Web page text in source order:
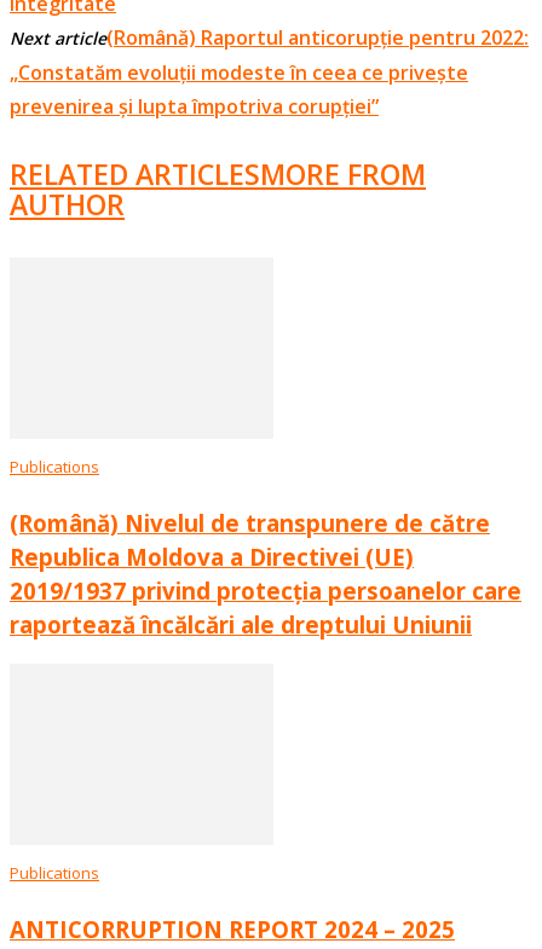
Next article(Română) Raportul anticorupție pentru 2022:
„Constatăm evoluții modeste în ceea ce privește
prevenirea și lupta împotriva corupției”
RELATED ARTICLESMORE FROM
AUTHOR
Publications
(Română) Nivelul de transpunere de către
Republica Moldova a Directivei (UE)
2019/1937 privind protecția persoanelor care
raportează încălcări ale dreptului Uniunii
Publications
ANTICORRUPTION REPORT 2024 – 2025